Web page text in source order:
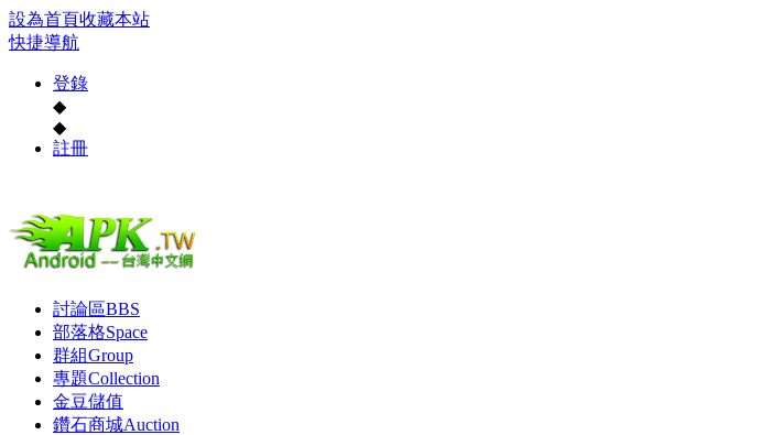
設為首頁收藏本站
快捷導航
登錄
◆
◆
註冊
討論區BBS
部落格Space
群組Group
專題Collection
金豆儲值
鑽石商城Auction